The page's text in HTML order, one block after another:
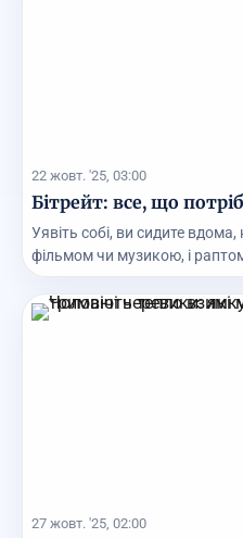
22 жовт. '25, 03:00
Бітрейт: все, що
Уявіть собі, ви сидите
фільмом чи музикою, і
27 жовт. '25, 02:00